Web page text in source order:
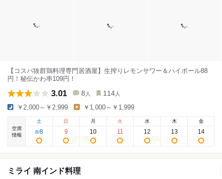
【コスパ抜群鶏料理専門居酒屋】生搾りレモンサワー＆ハイボール88
円！秘伝かわ串109円！
3.01 8 人 114 人
￥2,000～￥2,999 ￥1,000～￥1,999
空席
情報
土
8/8
日
9
月
10
火
11
水
12
木
13
金
14
ミライ 南インド料理